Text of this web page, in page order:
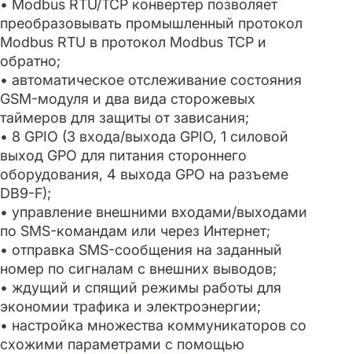
• Modbus RTU/TCP конвертер позволяет
преобразовывать промышленный протокол
Modbus RTU в протокол Modbus TCP и
обратно;
• автоматическое отслеживание состояния
GSM-модуля и два вида сторожевых
таймеров для защиты от зависания;
• 8 GPIO (3 входа/выхода GPIO, 1 силовой
выход GPO для питания стороннего
оборудования, 4 выхода GPO на разъеме
DB9-F);
• управление внешними входами/выходами
по SMS-командам или через Интернет;
• отправка SMS-сообщения на заданный
номер по сигналам с внешних выводов;
• ждущий и спящий режимы работы для
экономии трафика и электроэнергии;
• настройка множества коммуникаторов со
схожими параметрами с помощью